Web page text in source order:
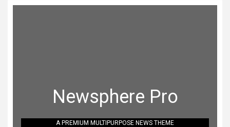
Newsphere Pro
A PREMIUM MULTIPURPOSE NEWS THEME